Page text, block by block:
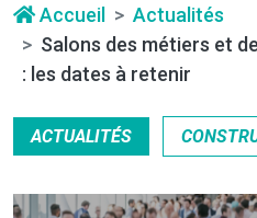
Accueil
Actualités
Salons des métiers et
: les dates à retenir
ACTUALITÉS